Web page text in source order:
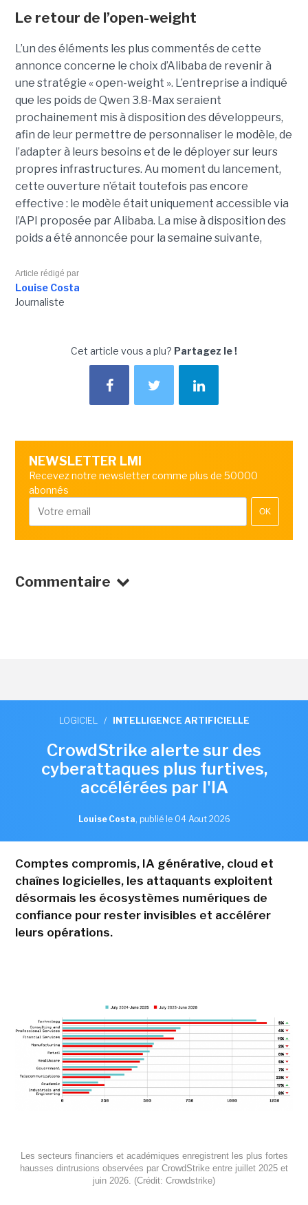
Le retour de l’open-weight
L’un des éléments les plus commentés de cette
annonce concerne le choix d’Alibaba de revenir à
une stratégie « open-weight ». L’entreprise a indiqué
que les poids de Qwen 3.8-Max seraient
prochainement mis à disposition des développeurs,
afin de leur permettre de personnaliser le modèle, de
l’adapter à leurs besoins et de le déployer sur leurs
propres infrastructures. Au moment du lancement,
cette ouverture n’était toutefois pas encore
effective : le modèle était uniquement accessible via
l’API proposée par Alibaba. La mise à disposition des
poids a été annoncée pour la semaine suivante,
Article rédigé par
Louise Costa
Journaliste
Cet article vous a plu? Partagez le !
NEWSLETTER LMI
Recevez notre newsletter comme plus de 50000
abonnés
OK
Commentaire
LOGICIEL / INTELLIGENCE ARTIFICIELLE
CrowdStrike alerte sur des
cyberattaques plus furtives,
accélérées par l'IA
Louise Costa, publié le 04 Aout 2026
Comptes compromis, IA générative, cloud et
chaînes logicielles, les attaquants exploitent
désormais les écosystèmes numériques de
confiance pour rester invisibles et accélérer
leurs opérations.
Les secteurs financiers et académiques enregistrent les plus fortes
hausses dintrusions observées par CrowdStrike entre juillet 2025 et
juin 2026. (Crédit: Crowdstrike)